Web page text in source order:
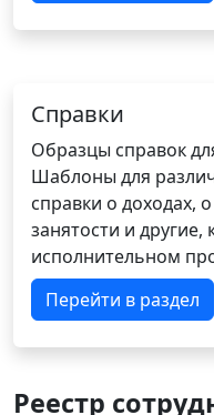
Справки
Образцы справок
Шаблоны для
справки о доходах,
занятости и
исполнительном
Перейти в раздел
Реестр